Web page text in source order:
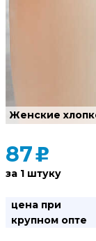
87u
за 1 штуку
цена при
крупном опте